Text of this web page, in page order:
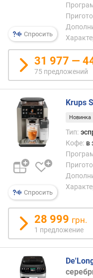
л
я
с
а
и
в
а
н
и
я
(
м
)
г
л
у
и
н
Спросить
31 977 —
75 предложений
Спросить
Krups
Новинка
Тип:
Кофе: в
28 999 грн.
1 предложение